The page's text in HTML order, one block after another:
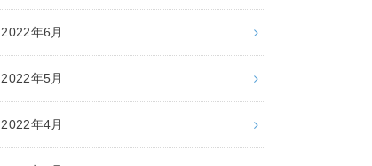
2022年6月
2022年5月
2022年4月